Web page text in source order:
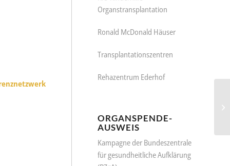
Organstransplantation
Ronald McDonald Häuser
Transplantationszentren
Rehazentrum Ederhof
ORGANSPENDE-
AUSWEIS
Kampagne der Bundeszentrale
für gesundheitliche Aufklärung